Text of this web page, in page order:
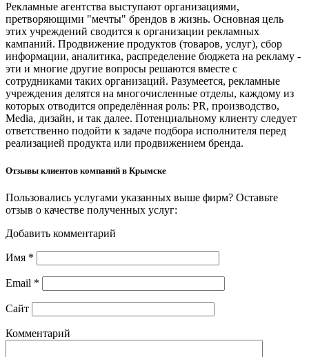
Рекламные агентства выступают организациями,
претворяющими "мечты" брендов в жизнь. Основная цель
этих учреждений сводится к организации рекламных
кампаний. Продвижение продуктов (товаров, услуг), сбор
информации, аналитика, распределение бюджета на рекламу -
эти и многие другие вопросы решаются вместе с
сотрудниками таких организаций. Разумеется, рекламные
учреждения делятся на многочисленные отделы, каждому из
которых отводится определённая роль: PR, производство,
Media, дизайн, и так далее. Потенциальному клиенту следует
ответственно подойти к задаче подбора исполнителя перед
реализацией продукта или продвижением бренда.
Отзывы клиентов компаний в Крымске
Пользовались услугами указанных выше фирм? Оставьте
отзыв о качестве полученных услуг:
Добавить комментарий
Имя *
Email *
Сайт
Комментарий